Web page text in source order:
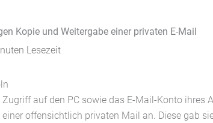
Kopie und Weitergabe einer privaten E-Mail
Lesezeit
Zugriff auf den PC sowie das E-Mail-Konto ihres
offensichtlich privaten Mail an. Diese gab